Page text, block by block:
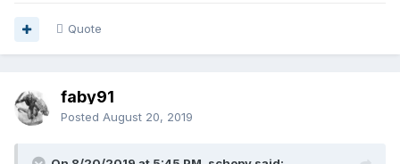
Quote
faby91
Posted August 20, 2019